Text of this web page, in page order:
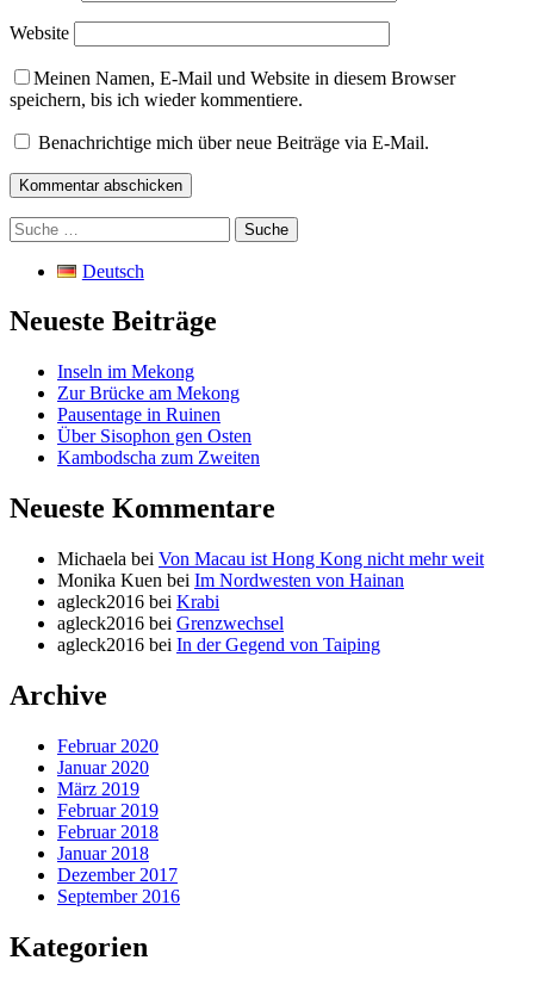
Website
Meinen Namen, E-Mail und Website in diesem Browser
speichern, bis ich wieder kommentiere.
Benachrichtige mich über neue Beiträge via E-Mail.
Suche
nach:
Deutsch
Neueste Beiträge
Inseln im Mekong
Zur Brücke am Mekong
Pausentage in Ruinen
Über Sisophon gen Osten
Kambodscha zum Zweiten
Neueste Kommentare
Michaela bei Von Macau ist Hong Kong nicht mehr weit
Monika Kuen bei Im Nordwesten von Hainan
agleck2016 bei Krabi
agleck2016 bei Grenzwechsel
agleck2016 bei In der Gegend von Taiping
Archive
Februar 2020
Januar 2020
März 2019
Februar 2019
Februar 2018
Januar 2018
Dezember 2017
September 2016
Kategorien